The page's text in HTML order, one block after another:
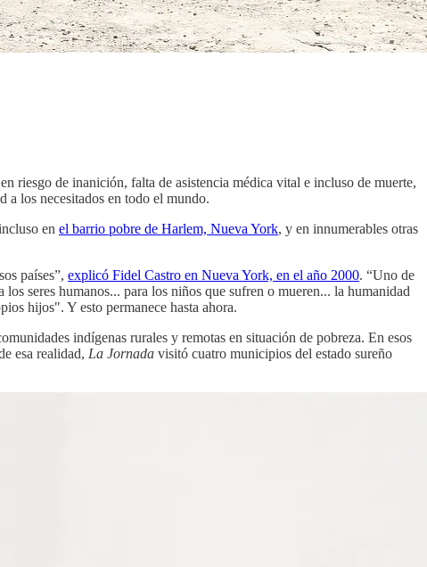
riesgo de inanición, falta de asistencia médica vital e incluso de muerte,
a los necesitados en todo el mundo.
en el barrio pobre de Harlem, Nueva York, y en innumerables otras
países”, explicó Fidel Castro en Nueva York, en el año 2000. “Uno de
seres humanos... para los niños que sufren o mueren... la humanidad
hijos". Y esto permanece hasta ahora.
indígenas rurales y remotas en situación de pobreza. En esos
esa realidad, La Jornada visitó cuatro municipios del estado sureño